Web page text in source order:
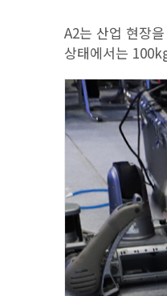
A2는 산업 현장
상태에서는